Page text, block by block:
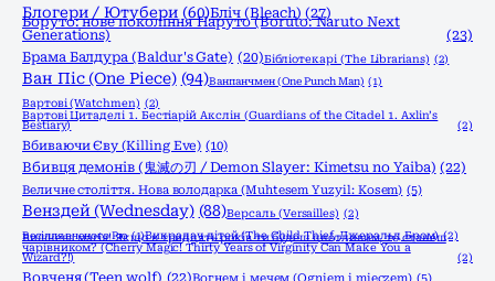
Блогери / Ютубери (60)Бліч (Bleach) (27)
Боруто: нове покоління Наруто (Boruto: Naruto Next
Generations)
(23)
Брама Балдура (Baldur's Gate) (20)Бібліотекарі (The Librarians) (2)
Ван Піс (One Piece) (94)Ванпанчмен (One Punch Man) (1)
Вартові (Watchmen) (2)
Вартові Цитаделі 1. Бестіарій Акслін (Guardians of the Citadel 1. Axlin’s
Bestiary)
(2)
Вбиваючи Єву (Killing Eve) (10)
Вбивця демонів (鬼滅の刃 / Demon Slayer: Kimetsu no Yaiba) (22)
Величне століття. Нова володарка (Muhtesem Yuzyil: Kosem) (5)
Венздей (Wednesday) (88)Версаль (Versailles) (2)
Весілля вченого Рю (1)Викрадач дітей (The Child Thief, Джеральд Бром) (2)
Вишнева магія! Якщо в тридцять років ти будеш цнотливим, то станеш
чарівником? (Cherry Magic! Thirty Years of Virginity Can Make You a
Wizard?!)
(2)
Вовченя (Teen wolf) (22)Вогнем і мечем (Ogniem i mieczem) (5)